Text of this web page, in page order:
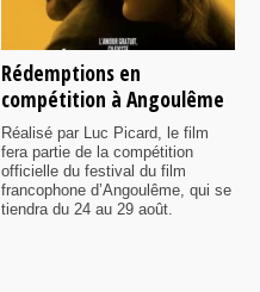
Rédemptions en
compétition à Angoulême
Réalisé par Luc Picard, le film
fera partie de la compétition
officielle du festival du film
francophone d’Angoulême, qui se
tiendra du 24 au 29 août.